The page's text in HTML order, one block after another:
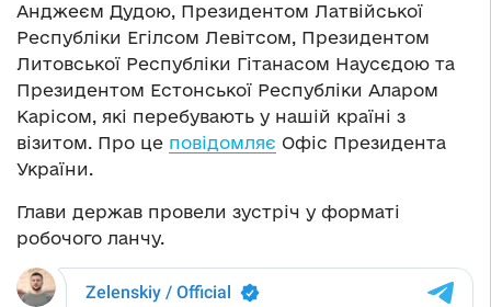
Анджеєм Дудою, Президентом Латвійської
Республіки Егілсом Левітсом, Президентом
Литовської Республіки Гітанасом Наусєдою та
Президентом Естонської Республіки Аларом
Карісом, які перебувають у нашій країні з
візитом. Про це повідомляє Офіс Президента
України.
Глави держав провели зустріч у форматі
робочого ланчу.